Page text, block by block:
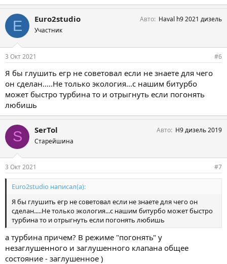
E Euro2studio
Участник
Авто Haval h9 2021 дизель
3 Окт 2021 #6
Я бы глушить егр не советовал если не знаете для чего
он сделан.....Не только экология...с нашим битурбо
может быстро турбина то и отрыгнуть если погонять
любишь
S SerTol
Старейшина
Авто Н9 дизель 2019
3 Окт 2021 #7
Euro2studio написал(а):
Я бы глушить егр не советовал если не знаете для чего он
сделан.....Не только экология...с нашим битурбо может быстро
турбина то и отрыгнуть если погонять любишь
а турбина причем? В режиме "погонять" у
незаглушенного и заглушенного клапана общее
состояние - заглушенное )